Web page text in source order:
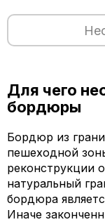
Для чего
бордюры
Бордюр из
пешеходной
реконструкции
натуральный
бордюра
Иначе